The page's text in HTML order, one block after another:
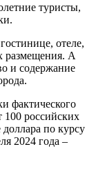
туристы,
отеле,
размещения. А
и содержание
фактического
100 российских
по курсу
2024 года –